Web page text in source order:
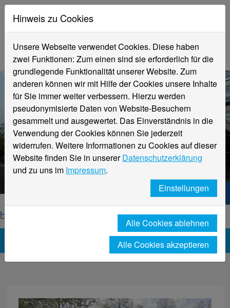
Aktuelle Meldungen
Hochschule Niederrhein
Hochschule Niederrhein. Dein Weg.
Home
News-Detailseite
Hinweis zu Cookies
Unsere Webseite verwendet Cookies. Diese haben
zwei Funktionen: Zum einen sind sie erforderlich für die
grundlegende Funktionalität unserer Website. Zum
anderen können wir mit Hilfe der Cookies unsere Inhalte
für Sie immer weiter verbessern. Hierzu werden
pseudonymisierte Daten von Website-Besuchern
gesammelt und ausgewertet. Das Einverständnis in die
Verwendung der Cookies können Sie jederzeit
widerrufen. Weitere Informationen zu Cookies auf dieser
Website finden Sie in unsererDatenschutzerklärung
und zu uns im Impressum.
Einstellungen
Alle Cookies ablehnen
Alle Cookies akzeptieren